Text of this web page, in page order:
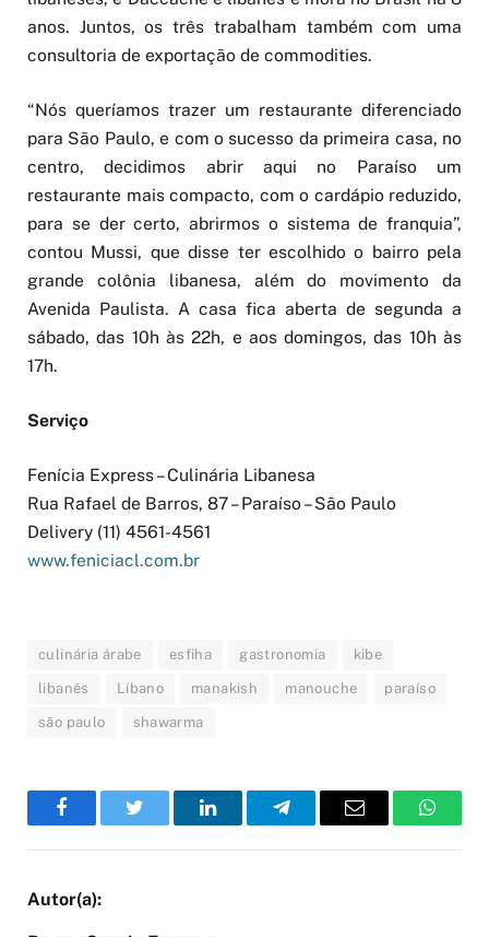
anos. Juntos, os três trabalham também com uma
consultoria de exportação de commodities.
“Nós queríamos trazer um restaurante diferenciado
para São Paulo, e com o sucesso da primeira casa, no
centro, decidimos abrir aqui no Paraíso um
restaurante mais compacto, com o cardápio reduzido,
para se der certo, abrirmos o sistema de franquia”,
contou Mussi, que disse ter escolhido o bairro pela
grande colônia libanesa, além do movimento da
Avenida Paulista. A casa fica aberta de segunda a
sábado, das 10h às 22h, e aos domingos, das 10h às
17h.
Serviço
Fenícia Express – Culinária Libanesa
Rua Rafael de Barros, 87 – Paraíso – São Paulo
Delivery (11) 4561-4561
www.feniciacl.com.br
culinária árabe esfiha gastronomia kibe
libanês Líbano manakish manouche paraíso
são paulo shawarma
FacebookTwitter LinkedInTelegramEmail